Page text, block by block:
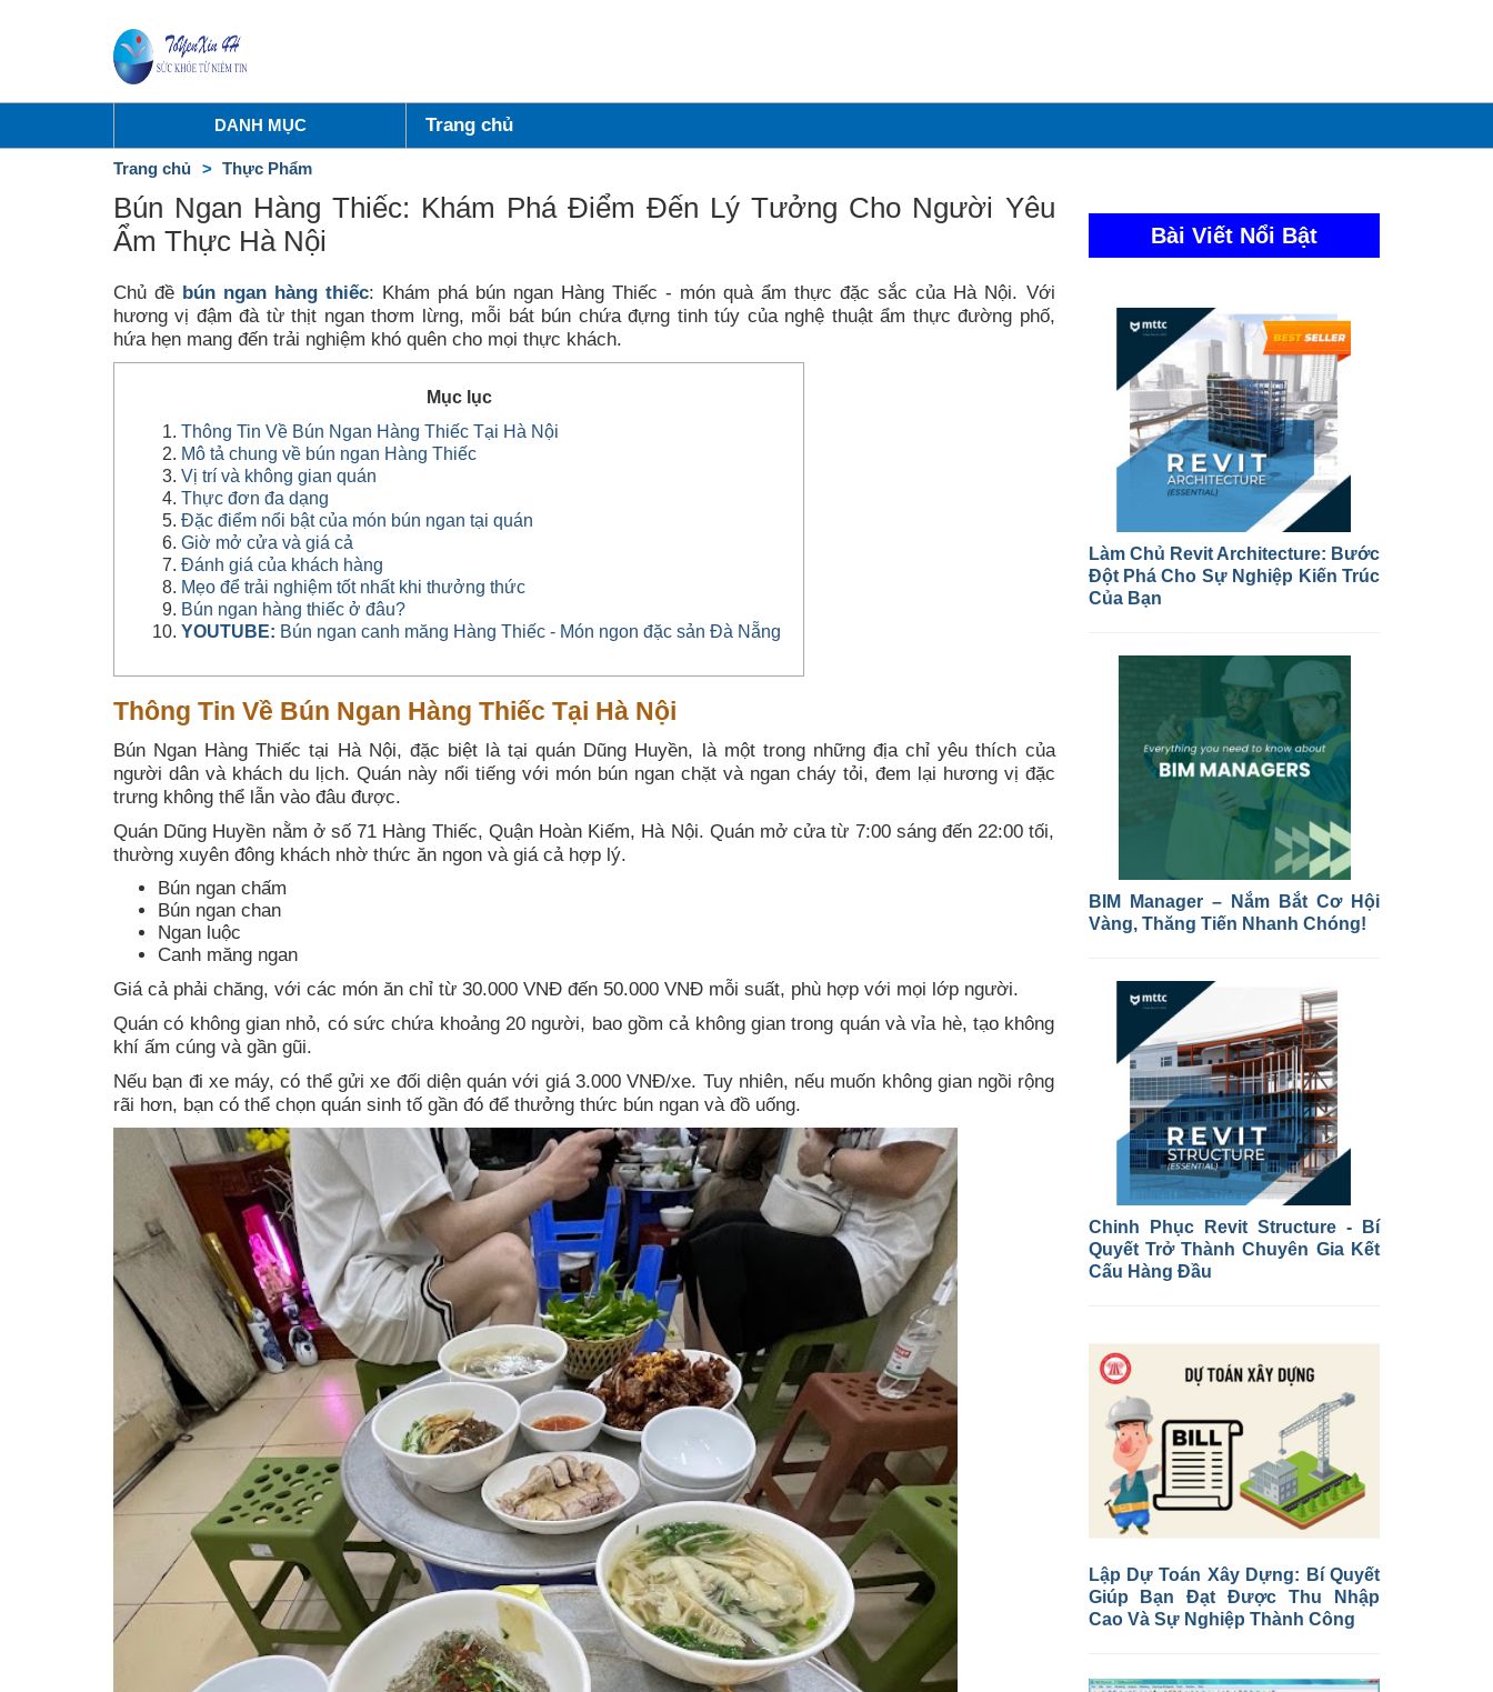
DANH MỤC Trang chủ
Trang chủ Thực Phẩm
Bún Ngan Hàng Thiếc: Khám Phá Điểm Đến Lý Tưởng Cho Người Yêu
Ẩm Thực Hà Nội
Chủ đề bún ngan hàng thiếc: Khám phá bún ngan Hàng Thiếc - món quà ẩm thực đặc sắc của Hà Nội. Với
hương vị đậm đà từ thịt ngan thơm lừng, mỗi bát bún chứa đựng tinh túy của nghệ thuật ẩm thực đường phố,
hứa hẹn mang đến trải nghiệm khó quên cho mọi thực khách.
Mục lục
Thông Tin Về Bún Ngan Hàng Thiếc Tại Hà Nội
Mô tả chung về bún ngan Hàng Thiếc
Vị trí và không gian quán
Thực đơn đa dạng
Đặc điểm nổi bật của món bún ngan tại quán
Giờ mở cửa và giá cả
Đánh giá của khách hàng
Mẹo để trải nghiệm tốt nhất khi thưởng thức
Bún ngan hàng thiếc ở đâu?
YOUTUBE: Bún ngan canh măng Hàng Thiếc - Món ngon đặc sản Đà Nẵng
Thông Tin Về Bún Ngan Hàng Thiếc Tại Hà Nội
Bún Ngan Hàng Thiếc tại Hà Nội, đặc biệt là tại quán Dũng Huyền, là một trong những địa chỉ yêu thích của
người dân và khách du lịch. Quán này nổi tiếng với món bún ngan chặt và ngan cháy tỏi, đem lại hương vị đặc
trưng không thể lẫn vào đâu được.
Quán Dũng Huyền nằm ở số 71 Hàng Thiếc, Quận Hoàn Kiếm, Hà Nội. Quán mở cửa từ 7:00 sáng đến 22:00 tối,
thường xuyên đông khách nhờ thức ăn ngon và giá cả hợp lý.
Bún ngan chấm
Bún ngan chan
Ngan luộc
Canh măng ngan
Giá cả phải chăng, với các món ăn chỉ từ 30.000 VNĐ đến 50.000 VNĐ mỗi suất, phù hợp với mọi lớp người.
Quán có không gian nhỏ, có sức chứa khoảng 20 người, bao gồm cả không gian trong quán và vỉa hè, tạo không
khí ấm cúng và gần gũi.
Nếu bạn đi xe máy, có thể gửi xe đối diện quán với giá 3.000 VNĐ/xe. Tuy nhiên, nếu muốn không gian ngồi rộng
rãi hơn, bạn có thể chọn quán sinh tố gần đó để thưởng thức bún ngan và đồ uống.
Bài Viết Nổi Bật
Làm Chủ Revit Architecture: Bước
Đột Phá Cho Sự Nghiệp Kiến Trúc
Của Bạn
BIM Manager – Nắm Bắt Cơ Hội
Vàng, Thăng Tiến Nhanh Chóng!
Chinh Phục Revit Structure - Bí
Quyết Trở Thành Chuyên Gia Kết
Cấu Hàng Đầu
Lập Dự Toán Xây Dựng: Bí Quyết
Giúp Bạn Đạt Được Thu Nhập
Cao Và Sự Nghiệp Thành Công